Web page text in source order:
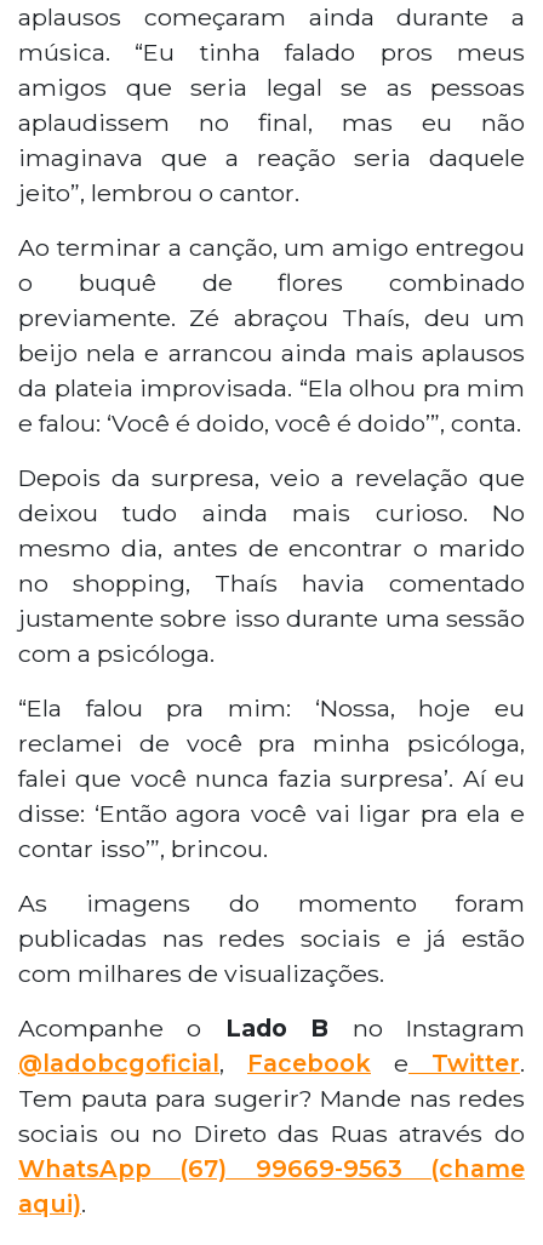
aplausos começaram ainda durante a
música. “Eu tinha falado pros meus
amigos que seria legal se as pessoas
aplaudissem no final, mas eu não
imaginava que a reação seria daquele
jeito”, lembrou o cantor.
Ao terminar a canção, um amigo entregou
o buquê de flores combinado
previamente. Zé abraçou Thaís, deu um
beijo nela e arrancou ainda mais aplausos
da plateia improvisada. “Ela olhou pra mim
e falou: ‘Você é doido, você é doido’”, conta.
Depois da surpresa, veio a revelação que
deixou tudo ainda mais curioso. No
mesmo dia, antes de encontrar o marido
no shopping, Thaís havia comentado
justamente sobre isso durante uma sessão
com a psicóloga.
“Ela falou pra mim: ‘Nossa, hoje eu
reclamei de você pra minha psicóloga,
falei que você nunca fazia surpresa’. Aí eu
disse: ‘Então agora você vai ligar pra ela e
contar isso’”, brincou.
As imagens do momento foram
publicadas nas redes sociais e já estão
com milhares de visualizações.
Acompanhe o Lado B no Instagram
@ladobcgoficial, Facebook e Twitter.
Tem pauta para sugerir? Mande nas redes
sociais ou no Direto das Ruas através do
WhatsApp (67) 99669-9563 (chame
aqui).